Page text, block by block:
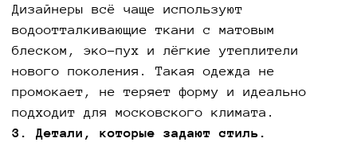
Дизайнеры всё чаще используют
водоотталкивающие ткани с матовым
блеском, эко-пух и лёгкие утеплители
нового поколения. Такая одежда не
промокает, не теряет форму и идеально
подходит для московского климата.
3. Детали, которые задают стиль.